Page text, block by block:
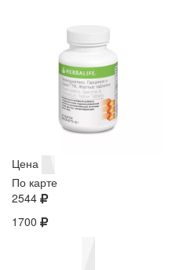
Цена
По карте
2544
1700